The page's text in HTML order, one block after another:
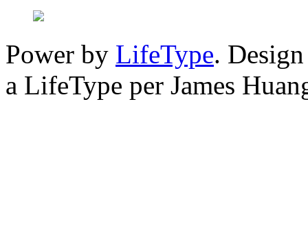
Power by LifeType.
a LifeType per James